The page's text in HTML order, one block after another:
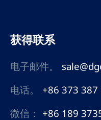
获得联系
电子邮件。
电话。
+86 373 387
微信： +86 189